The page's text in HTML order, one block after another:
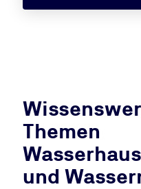
Themen
und